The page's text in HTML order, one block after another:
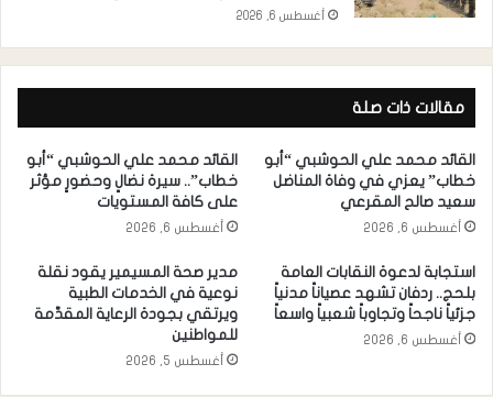
أغسطس 6, 2026
مقالات ذات صلة
القائد محمد علي الحوشبي “أبو
خطاب” يعزي في وفاة المناضل
سعيد صالح المقرعي
أغسطس 6, 2026
القائد محمد علي الحوشبي “أبو
خطاب”.. سيرة نضالٍ وحضورٍ مؤثر
على كافة المستويات
أغسطس 6, 2026
استجابة لدعوة النقابات العامة
بلحج.. ردفان تشهد عصياناً مدنياً
جزئياً ناجحاً وتجاوباً شعبياً واسعاً
أغسطس 6, 2026
مدير صحة المسيمير يقود نقلة
نوعية في الخدمات الطبية
ويرتقي بجودة الرعاية المقدَّمة
للمواطنين
أغسطس 5, 2026